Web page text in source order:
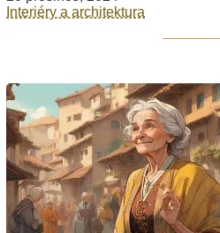
Interiéry a architektura